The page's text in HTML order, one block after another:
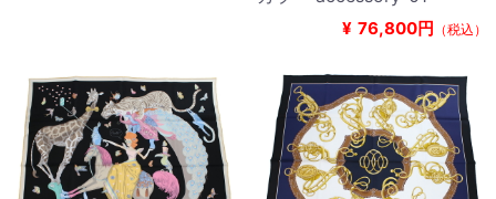
¥ 76,800円 （税込）